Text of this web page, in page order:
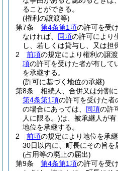
ることができる。
(権利の譲渡等)
第7条
第4条第1項の許可を受
なければ、 同項の許可により
し、若しくは貸与し、又は担
2
前項の規定により権利の譲
項の許可を受けた者が有して
を承継する。
(許可に基づく地位の承継)
第8条
相続人、合併又は分割
第4条第1項の許可を受けた者
の場合にあっては、 同項の許
人に限る。)は、被承継人が
地位を承継する。
2
前項の規定により地位を承
30日以内に、町長にその旨を
(占用等の廃止の届出)
第9条
第4条第1項の許可を受